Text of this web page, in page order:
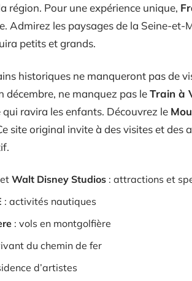
région. Pour une expérience unique,
Admirez les paysages de la Seine-et-
petits et grands.
historiques ne manqueront pas de
décembre, ne manquez pas leTrain à
ravira les enfants. Découvrez le
site original invite à des visites et des
et Walt Disney Studios : attractions et
: activités nautiques
: vols en montgolfière
du chemin de fer
d’artistes